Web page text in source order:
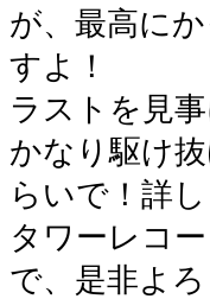
が、最高に
すよ！
ラストを見
かなり駆け
らいで！詳
タワーレコ
で、是非よ